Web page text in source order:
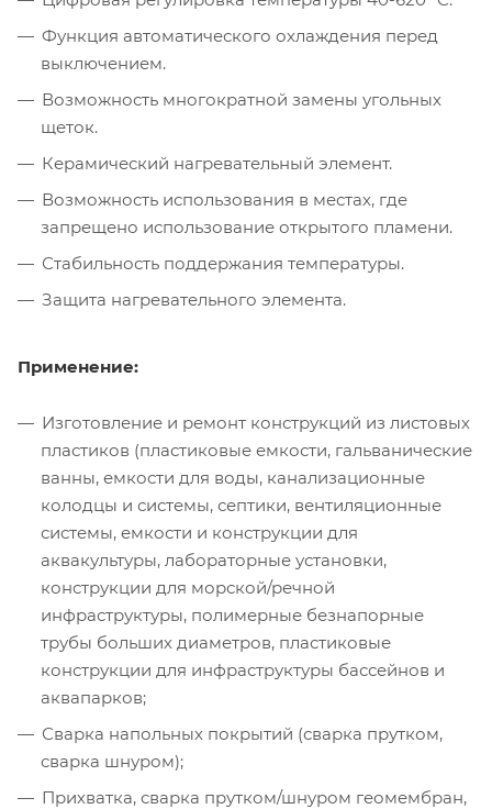
Функция автоматического охлаждения перед
выключением.
Возможность многократной замены угольных
щеток.
Керамический нагревательный элемент.
Возможность использования в местах, где
запрещено использование открытого пламени.
Стабильность поддержания температуры.
Защита нагревательного элемента.
Применение:
Изготовление и ремонт конструкций из листовых
пластиков (пластиковые емкости, гальванические
ванны, емкости для воды, канализационные
колодцы и системы, септики, вентиляционные
системы, емкости и конструкции для
аквакультуры, лабораторные установки,
конструкции для морской/речной
инфраструктуры, полимерные безнапорные
трубы больших диаметров, пластиковые
конструкции для инфраструктуры бассейнов и
аквапарков;
Сварка напольных покрытий (сварка прутком,
сварка шнуром);
Прихватка, сварка прутком/шнуром геомембран,